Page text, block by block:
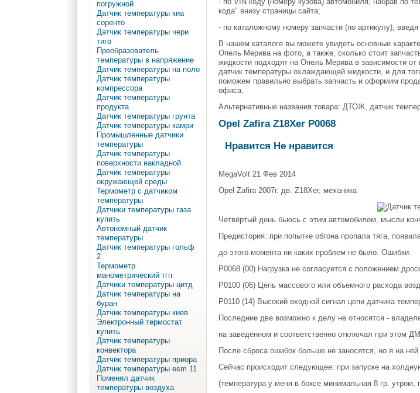
погружной
Датчик температуры киа
соренто
Датчик температуры чери
тиго
Преобразователь
температуры в напряжение
Датчик температуры на поло
Датчик температуры
компрессора
Датчик температуры
продукта
Датчик температуры грунта
Датчик температуры камри
Промышленные датчики
температуры
Датчик температуры
поверхности накладной
Датчик температуры
окружающей среды
Термометр с датчиком
температуры
Датчики температуры газа
купить
Автономный датчик
температуры
Датчик температуры гольф
2
Термометр
манометрический тгп
Датчики температуры цитд
Датчик температуры на
буран
Датчик температуры киев
Электронный термостат
купить
Датчик температуры
конвектора
Датчик температуры приора
Датчик температуры esm 11
Поменял датчик
температуры воздуха
кода" внизу страницы сайта;
- по каталожному номеру запчасти (по артикулу),
В нашем каталоге вы можете увидеть основные
Опель Мерива на фото, а также, сколько стоит
жидкости подходят на Опель Мерива в зависимости
датчик температуры охлаждающей жидкости, и для
поможем правильно выбрать запчасть и оформим
офиса.
Альтернативные названия товара: ДТОЖ, датчик
Opel Zafira Z18Xer P0068
Нравится Не нравится
MegaVolt 21 Фев 2014
Opel Zafira 2007г. дв. Z18Xer, механика
Четвёртый день бьюсь с этим автомобилем, мысли
Предистория: при попытке обгона пропала тяга,
до этого момента ни каких проблем не было. Ошибки:
P0068 (00) Нагрузка не согласуется с положением
P0100 (06) Цепь массового или объемного расхода
P0110 (14) Высокий входной сигнал цепи датчика
Последние две возможно к делу не относятся -
на заведённом и соответственно отключал при этом
После сброса ошибок больше не заносятся, но я на ней
Сейчас происходит следующее: при запуске на
(температура у меня в боксе минимальная 8 гр.